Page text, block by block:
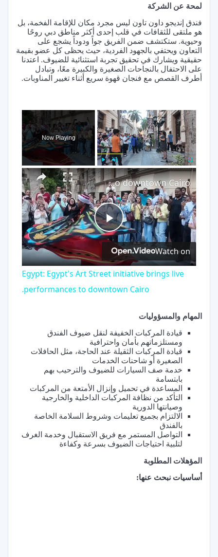
لمحة عن الشركة
فندق إنديجو داون تاون ليس مجرد مكان للإقامة الفخمة، بل
هو ملتقى للثقافات في قلب إحدى أكثر مناطق دبي روحًا
وحيوية. ستكتشف ضمن الفريق جواً ودوداً يشجع على
التعاون ويحتفي بالجهود الفردية، حيث يحظى كل عضو بقيمة
حقيقية ويشارك في تحقيق تجربة استثنائية للضيوف. اعتدنا
على الاحتفال بالنجاحات الصغيرة والكبيرة معًا، وتبادل
أطرف القصص مع فنجان قهوة سريع أثناء تغيير المناوبات.
×
Play Unmute Fullscreen
Now Playing
×
Play
Video
Egypt: Egypt's Art Street initiative brings live performances to downtown Cairo.
Watch on
Egypt: Egypt's Art Street initiative brings live
performances to downtown Cairo.
المهام والمسؤوليات
قيادة المركبات الخفيفة لنقل ضيوف الفندق
ومستلزماتهم بأمان واحترافية
قيادة المركبات الثقيلة عند الحاجة، مثل الحافلات
الصغيرة أو شاحنات الخدمات
خدمة صف السيارات للضيوف والترحيب بهم
بابتسامة
المساعدة في تحميل وإنزال الأمتعة من المركبات
التأكد من نظافة المركبات الداخلية والخارجية
وصيانتها الدورية
الالتزام بجميع تعليمات وشروط السلامة الخاصة
بالفندق
التواصل المستمر مع فريق الاستقبال وخدمة الغرف
لتلبية احتياجات الضيوف بسرعة وكفاءة
المؤهلات المطلوبة
أساسيات نبحث عنها: